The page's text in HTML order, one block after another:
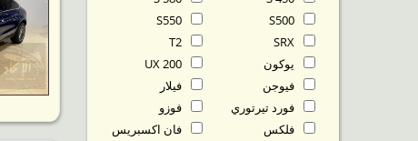
يوكون
فيوجن
فيلار
فورد تيرتوري
فوزو
فلكس
فان اكسبريس